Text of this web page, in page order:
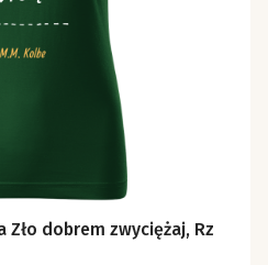
dobrem zwyciężaj, Rz